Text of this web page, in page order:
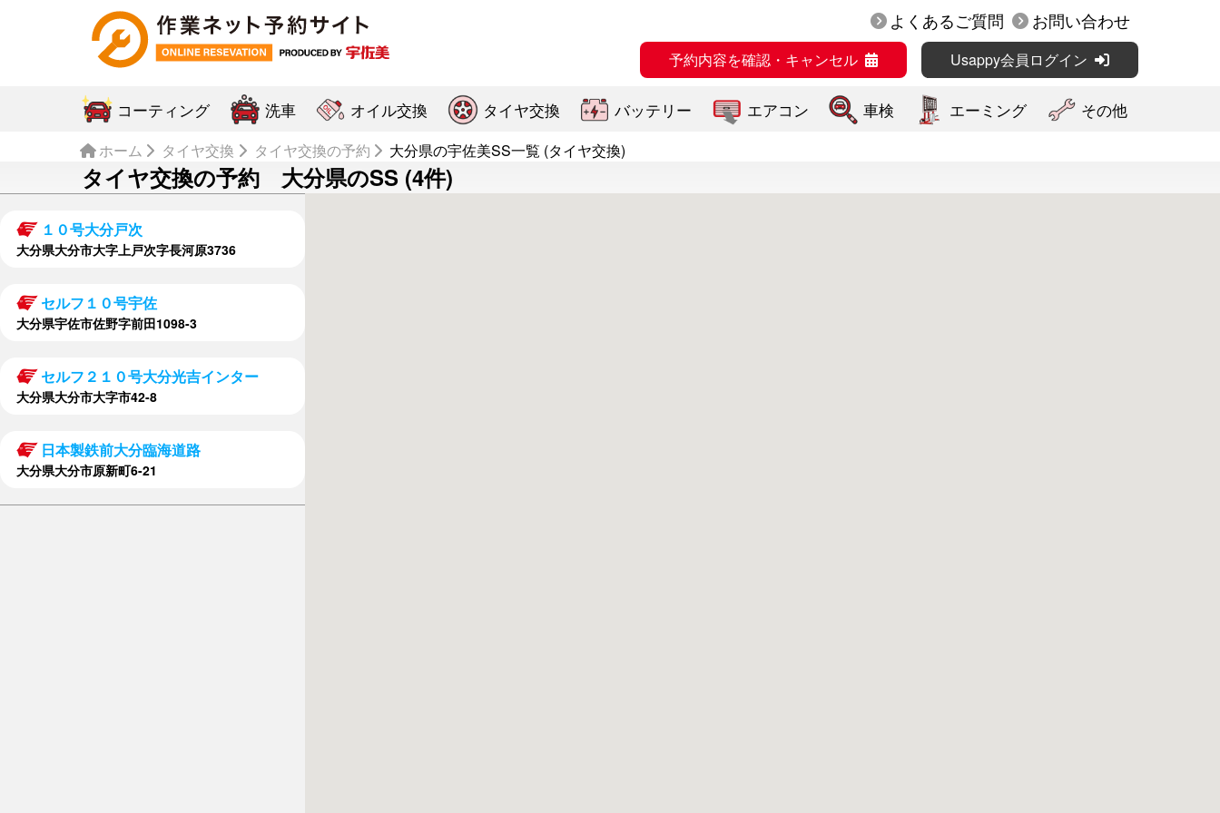
よくあるご質問 お問い合わせ
予約内容を確認・キャンセル Usappy会員ログイン
コーティング 洗車 オイル交換 タイヤ交換 バッテリー エアコン 車検 エーミング その他
ホーム タイヤ交換 タイヤ交換の予約 大分県の宇佐美SS一覧 (タイヤ交換)
タイヤ交換の予約 大分県のSS (4件)
１０号大分戸次
大分県大分市大字上戸次字長河原3736
セルフ１０号宇佐
大分県宇佐市佐野字前田1098-3
セルフ２１０号大分光吉インター
大分県大分市大字市42-8
日本製鉄前大分臨海道路
大分県大分市原新町6-21